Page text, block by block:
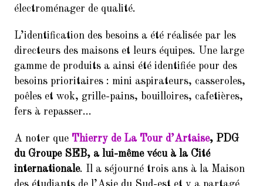
(vendredi 23 mars 2018, de 18h
Janvier 2018 en hommage à
Jean Joinet
électroménager de qualité.
L’identification des besoins a été réalisée par les
directeurs des maisons et leurs équipes. Une large
gamme de produits a ainsi été identifiée pour des
besoins prioritaires : mini aspirateurs, casseroles,
poêles et wok, grille-pains, bouilloires, cafetières,
fers à repasser…
A noter que Thierry de La Tour d’Artaise, PDG
du Groupe SEB, a lui-même vécu à la Cité
internationale. Il a séjourné trois ans à la Maison